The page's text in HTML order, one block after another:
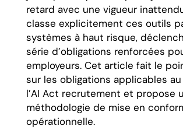
retard avec une vigueur
classe explicitement ces outils
systèmes à haut risque,
série d’obligations renforcées
employeurs. Cet article fait le
sur les obligations applicables
l’AI Act recrutement et propose
méthodologie de mise en
opérationnelle.